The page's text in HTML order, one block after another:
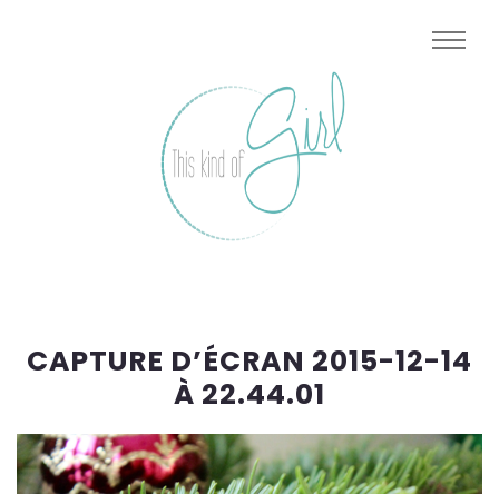
CAPTURE D’ÉCRAN 2015-12-14
À 22.44.01